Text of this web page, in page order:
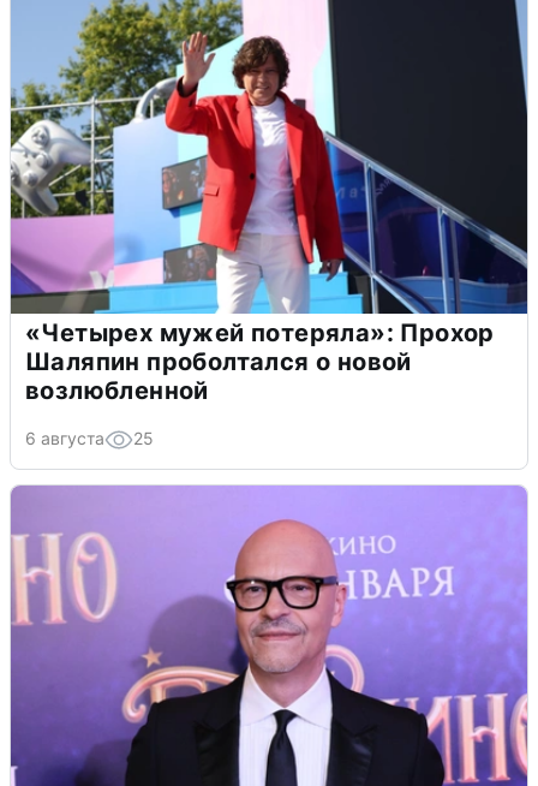
«Четырех мужей потеряла»: Прохор
Шаляпин проболтался о новой
возлюбленной
6 августа 25